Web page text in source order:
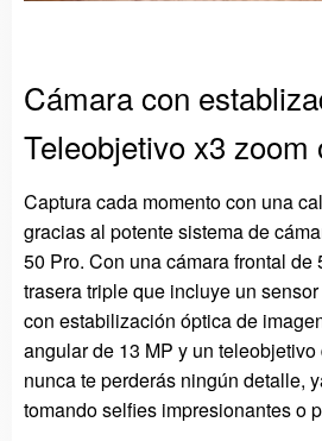
Cámara con
Teleobjetivo x3 zoom
Captura cada momento con una
gracias al potente sistema de
50 Pro. Con una cámara frontal de
trasera triple que incluye un
con estabilización óptica de
angular de 13 MP y un teleobjetivo
nunca te perderás ningún detalle,
tomando selfies impresionantes o